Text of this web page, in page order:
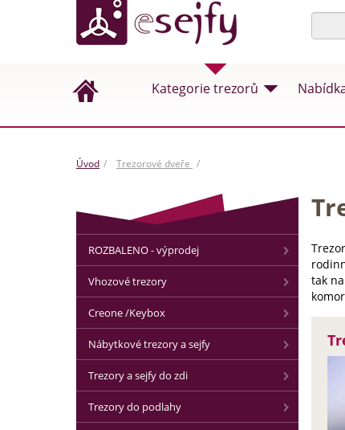
Kategorie trezorů
Úvod Trezorové dveře
tak
ROZBALENO - výprodej
Vhozové trezory
Creone /Keybox
Nábytkové trezory a sejfy
Trezory a sejfy do zdi
Trezory do podlahy